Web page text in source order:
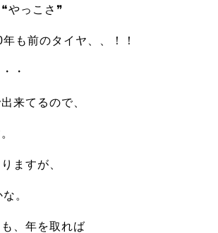
やっこさ❞
も前のタイヤ、、！！
・
来てるので、
ますが、
。
、年を取れば